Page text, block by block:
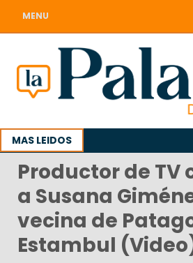
MENU
MAS LEIDOS
Productor de TV
a Susana
vecina de
Estambul